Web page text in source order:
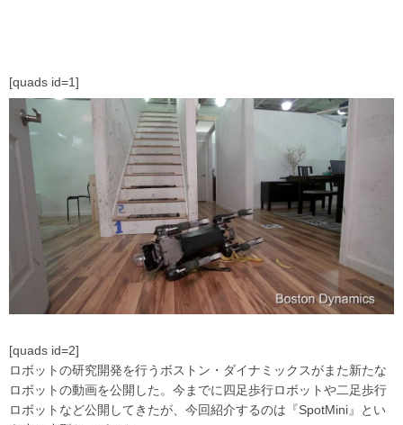
[quads id=1]
[quads id=2]
ロボットの研究開発を行うボストン・ダイナミックスがまた新たな
ロボットの動画を公開した。今までに四足歩行ロボットや二足歩行
ロボットなど公開してきたが、今回紹介するのは『SpotMini』とい